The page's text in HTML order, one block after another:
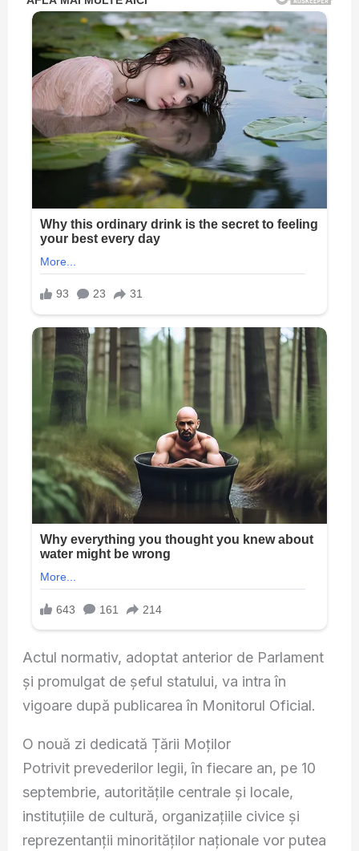
Actul normativ, adoptat anterior de Parlament
și promulgat de șeful statului, va intra în
vigoare după publicarea în Monitorul Oficial.
O nouă zi dedicată Țării Moților
Potrivit prevederilor legii, în fiecare an, pe 10
septembrie, autoritățile centrale și locale,
instituțiile de cultură, organizațiile civice și
reprezentanții minorităților naționale vor putea